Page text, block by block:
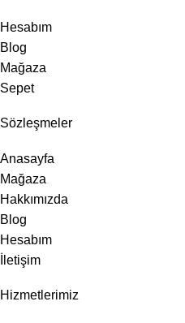
Hesabım
Blog
Mağaza
Sepet
Sözleşmeler
Anasayfa
Mağaza
Hakkımızda
Blog
Hesabım
İletişim
Hizmetlerimiz